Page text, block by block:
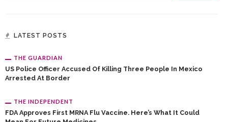
LATEST POSTS
THE GUARDIAN
US Police Officer Accused Of Killing Three People In Mexico
Arrested At Border
THE INDEPENDENT
FDA Approves First MRNA Flu Vaccine. Here’s What It Could